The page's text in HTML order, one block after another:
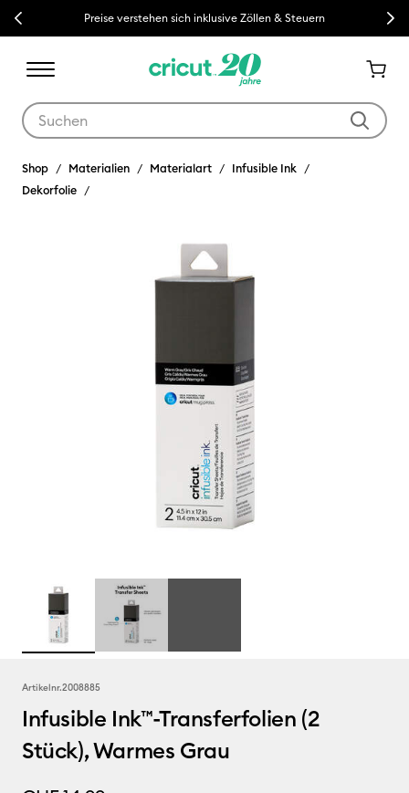
Previous Preise verstehen sich inklusive Zöllen & Steuern Next
Shop Materialien Materialart
Infusible Ink
Dekorfolie
Artikelnr.2008885
Infusible Ink™-Transferfolien (2
Stück), Warmes Grau